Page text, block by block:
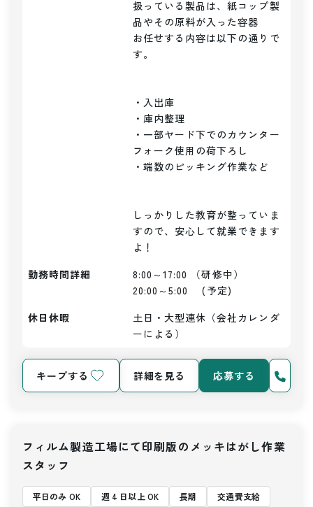
扱っている製品は、紙コップ製
品やその原料が入った容器
お任せする内容は以下の通りで
す。
・入出庫
・庫内整理
・一部ヤード下でのカウンター
フォーク使用の荷下ろし
・端数のピッキング作業など
しっかりした教育が整っていま
すので、安心して就業できます
よ！
勤務時間詳細
8:00～17:00 （研修中）
20:00～5:00　 (予定)
休日休暇
土日・大型連休（会社カレンダ
ーによる）
キープする 詳細を見る 応募する
フィルム製造工場にて印刷版のメッキはがし作業
スタッフ
平日のみ OK 週 4 日以上 OK 長期 交通費支給